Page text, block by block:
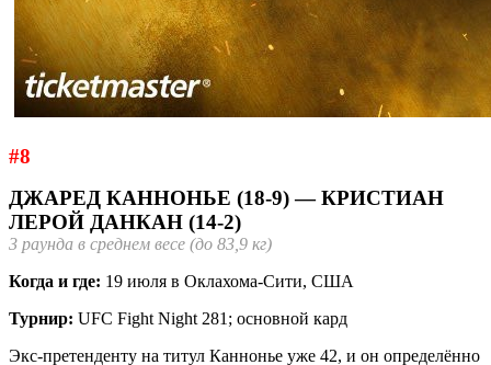
#8
ДЖАРЕД КАННОНЬЕ (18-9) — КРИСТИАН
ЛЕРОЙ ДАНКАН (14-2)
3 раунда в среднем весе (до 83,9 кг)
Когда и где: 19 июля в Оклахома-Сити, США
Турнир: UFC Fight Night 281; основной кард
Экс-претенденту на титул Каннонье уже 42, и он определённо